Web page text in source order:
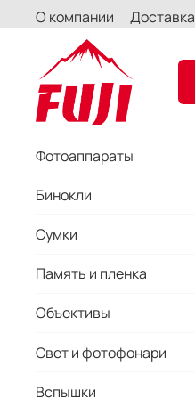
О компании Доставка
Фотоаппараты
Бинокли
Сумки
Память и пленка
Объективы
Свет и фотофонари
Вспышки